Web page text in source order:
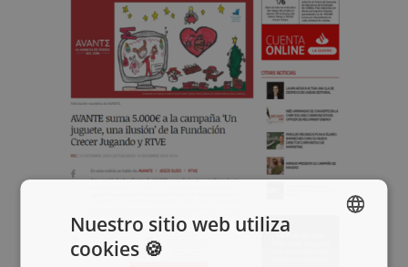
Nuestro sitio web utiliza
cookies 🍪